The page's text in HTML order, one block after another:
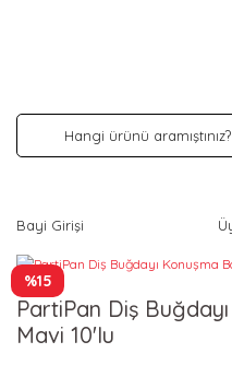
Bayi Girişi
%15
PartiPan Diş
Mavi 10'lu